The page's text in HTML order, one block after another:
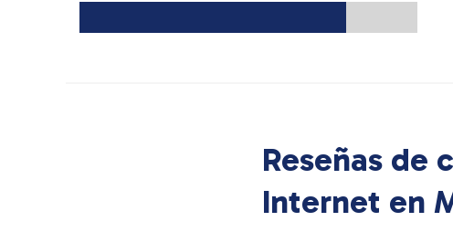
Reseñas de
Internet en